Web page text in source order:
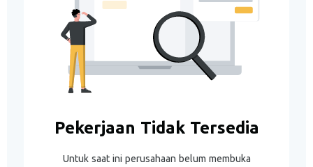
Pekerjaan Tidak Tersedia
Untuk saat ini perusahaan belum membuka